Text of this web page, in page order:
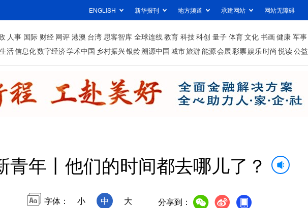
ENGLISH 新华报刊 地方频道 承建网站 网站无障碍
人事 国际 财经 网评 港澳 台湾 思客智库 全球连线教育 科技科创 量子 体育文化 书画健康 军事
活信息化数字经济学术中国 乡村振兴银龄溯源中国城市旅游能源会展彩票娱乐时尚 悦读公益
青年丨他们的时间都去哪儿了？
字体： 小 中 大 分享到：